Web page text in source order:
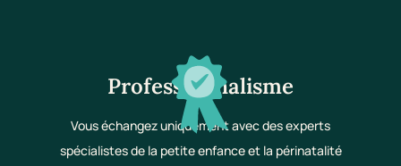
Professionnalisme
Vous échangez uniquement avec des experts
spécialistes de la petite enfance et la périnatalité